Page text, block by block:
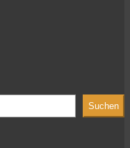
Suchen